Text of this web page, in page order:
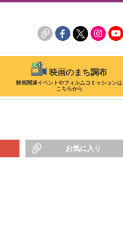
映画のまち調布
映画関連イベントやフィルムコミッションは
こちらから
お気に入り